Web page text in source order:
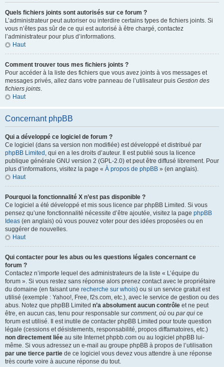
Quels fichiers joints sont autorisés sur ce forum ?
L’administrateur peut autoriser ou interdire certains types de fichiers joints. Si
vous n’êtes pas sûr de ce qui est autorisé à être chargé, contactez
l’administrateur pour plus d’informations.
Haut
Comment trouver tous mes fichiers joints ?
Pour accéder à la liste des fichiers que vous avez joints à vos messages et
messages privés, allez dans votre panneau de l’utilisateur puis Gestion des
fichiers joints.
Haut
Concernant phpBB
Qui a développé ce logiciel de forum ?
Ce logiciel (dans sa version non modifiée) est développé et distribué par
phpBB Limited , qui en a les droits d’auteur. Il est publié sous la licence
publique générale GNU version 2 (GPL-2.0) et peut être diffusé librement. Pour
plus d’informations, visitez la page « À propos de phpBB » (en anglais).
Haut
Pourquoi la fonctionnalité X n’est pas disponible ?
Ce logiciel a été développé et mis sous licence par phpBB Limited. Si vous
pensez qu’une fonctionnalité nécessite d’être ajoutée, visitez la page phpBB
Ideas (en anglais) où vous pouvez voter pour des idées proposées ou en
suggérer de nouvelles.
Haut
Qui contacter pour les abus ou les questions légales concernant ce
forum ?
Contactez n’importe lequel des administrateurs de la liste « L’équipe du
forum ». Si vous restez sans réponse alors prenez contact avec le propriétaire
du domaine (en faisant une recherche sur whois) ou si un service gratuit est
utilisé (exemple : Yahoo!, Free, f2s.com, etc.), avec le service de gestion ou des
abus. Notez que phpBB Limited n’a absolument aucun contrôle et ne peut
être, en aucun cas, tenu pour responsable sur comment, où ou par qui ce
forum est utilisé. Il est inutile de contacter phpBB Limited pour toute question
légale (cessions et désistements, responsabilité, propos diffamatoires, etc.)
non directement liée au site Internet phpbb.com ou au logiciel phpBB lui-
même. Si vous adressez un e-mail au groupe phpBB à propos de l’utilisation
par une tierce partie de ce logiciel vous devez vous attendre à une réponse
très courte voire à aucune réponse du tout.